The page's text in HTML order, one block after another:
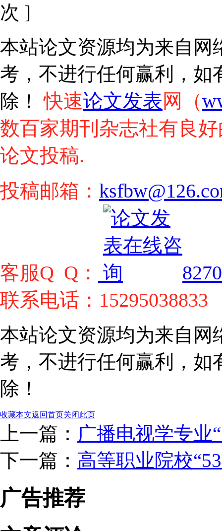
次 ]
本站论文资源均为来自网
考，不进行任何赢利，如
除！快速论文发表网（
数百家期刊杂志社有良
论文投稿.
投稿邮箱：
客服Q Q：
联系电话：15295038833
本站论文资源均为来自网
考，不进行任何赢利，如
除！
收藏本文返回首页关闭此页
上一篇： 广播电视学专业
下一篇： 高等职业院校
广告推荐